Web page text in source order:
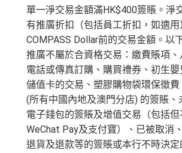
iBanking繳費無里數
正常簽賬得$25=1里，除咗食迎新去
勢
網上交易中非香港商戶用港幣交易
積分，但唔收charge
查看更多信用卡詳情及分析...
單一淨交易金額滿HK$400簽賬。淨
有推廣折扣（包括員工折扣，如適用
COMPASS Dollar前的交易金額。以
推廣不屬於合資格交易：繳費賬項、
電話或傳真訂購、購買禮券、初生
儲值卡的交易、塑膠購物袋環保徵
(所有中國內地及澳門分店) 的簽賬、
電子錢包的簽賬及增值交易（包括但
WeChat Pay及支付寶）、已被取消
退貨及退款等的簽賬或本行不時決